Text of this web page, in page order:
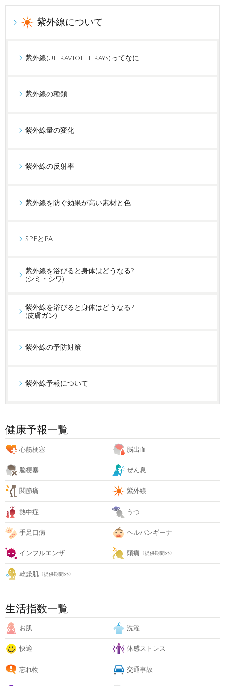
紫外線について
紫外線(ultraviolet rays)ってなに
紫外線の種類
紫外線量の変化
紫外線の反射率
紫外線を防ぐ効果が高い素材と色
SPFとPA
紫外線を浴びると身体はどうなる?
(シミ・シワ)
紫外線を浴びると身体はどうなる?
(皮膚ガン)
紫外線の予防対策
紫外線予報について
健康予報一覧
心筋梗塞 脳出血
脳梗塞 ぜん息
関節痛 紫外線
熱中症 うつ
手足口病 ヘルパンギーナ
インフルエンザ 頭痛 〈提供期間外〉
乾燥肌 〈提供期間外〉
生活指数一覧
お肌 洗濯
快適 体感ストレス
忘れ物 交通事故